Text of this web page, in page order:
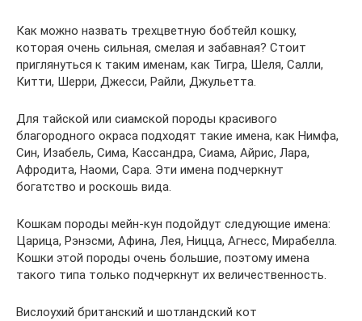
Как можно назвать трехцветную бобтейл кошку,
которая очень сильная, смелая и забавная? Стоит
приглянуться к таким именам, как Тигра, Шеля, Салли,
Китти, Шерри, Джесси, Райли, Джульетта.
Для тайской или сиамской породы красивого
благородного окраса подходят такие имена, как Нимфа,
Син, Изабель, Сима, Кассандра, Сиама, Айрис, Лара,
Афродита, Наоми, Сара. Эти имена подчеркнут
богатство и роскошь вида.
Кошкам породы мейн-кун подойдут следующие имена:
Царица, Рэнэсми, Афина, Лея, Ницца, Агнесс, Мирабелла.
Кошки этой породы очень большие, поэтому имена
такого типа только подчеркнут их величественность.
Вислоухий британский и шотландский кот